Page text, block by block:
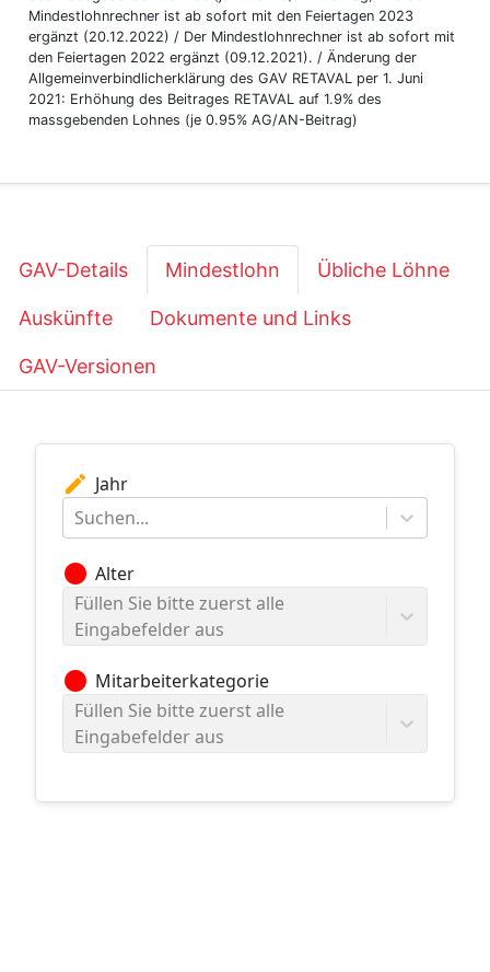
Mindestlohnrechner ist ab sofort mit den Feiertagen 2023
ergänzt (20.12.2022) / Der Mindestlohnrechner ist ab sofort mit
den Feiertagen 2022 ergänzt (09.12.2021). / Änderung der
Allgemeinverbindlicherklärung des GAV RETAVAL per 1. Juni
2021: Erhöhung des Beitrages RETAVAL auf 1.9% des
massgebenden Lohnes (je 0.95% AG/AN-Beitrag)
GAV-Details Mindestlohn Übliche Löhne
Auskünfte Dokumente und Links
GAV-Versionen
edit Jahr
Suchen...
circle Alter
Füllen Sie bitte zuerst alle
Eingabefelder aus
circle Mitarbeiterkategorie
Füllen Sie bitte zuerst alle
Eingabefelder aus